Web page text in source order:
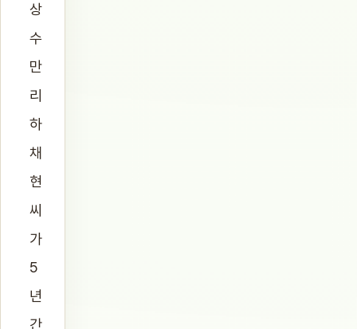
상
수
만
리
하
채
현
씨
가
5
년
간